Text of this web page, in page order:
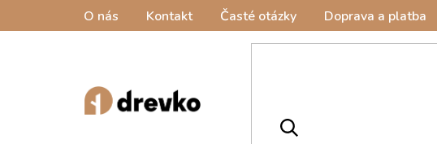
O nás Kontakt Časté otázky Doprava a platba